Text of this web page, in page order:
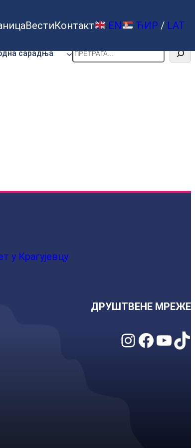
ВестиКонтакт EN ЋИР / LAT
сарадња Претрага
у Крагујевцу
ДРУШТВЕНЕ МРЕЖЕ
Instagram Facebook YouTube TikTok